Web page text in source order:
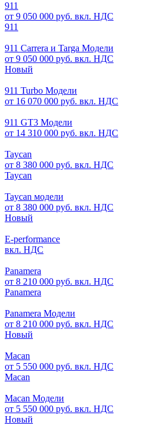
911
от 9 050 000 руб. вкл. НДС
911
911 Carrera и Targa Модели
от 9 050 000 руб. вкл. НДС
Новый
911 Turbo Модели
от 16 070 000 руб. вкл. НДС
911 GT3 Модели
от 14 310 000 руб. вкл. НДС
Taycan
от 8 380 000 руб. вкл. НДС
Taycan
Taycan модели
от 8 380 000 руб. вкл. НДС
Новый
E-performance
вкл. НДС
Panamera
от 8 210 000 руб. вкл. НДС
Panamera
Panamera Модели
от 8 210 000 руб. вкл. НДС
Новый
Macan
от 5 550 000 руб. вкл. НДС
Macan
Macan Модели
от 5 550 000 руб. вкл. НДС
Новый